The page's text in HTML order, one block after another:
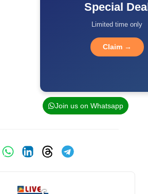
Special
Limited time only
Claim →
Join us on Whatsapp